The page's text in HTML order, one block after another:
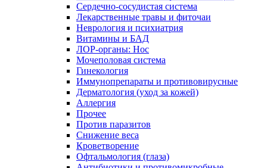
Сердечно-сосудистая система
Лекарственные травы и фиточаи
Неврология и психиатрия
Витамины и БАД
ЛОР-органы: Нос
Мочеполовая система
Гинекология
Иммунопрепараты и противовирусные
Дерматология (уход за кожей)
Аллергия
Прочее
Против паразитов
Снижение веса
Кроветворение
Офтальмология (глаза)